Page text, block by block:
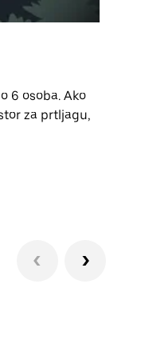
6 osoba. Ako
za prtljagu,